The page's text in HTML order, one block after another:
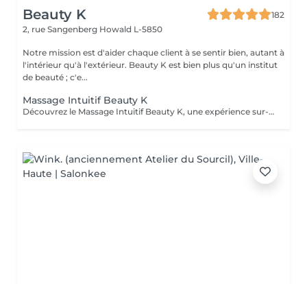
Beauty K
182
2, rue Sangenberg Howald L-5850
Notre mission est d'aider chaque client à se sentir bien, autant à
l'intérieur qu'à l'extérieur. Beauty K est bien plus qu'un institut
de beauté ; c'e...
Massage Intuitif Beauty K
Découvrez le Massage Intuitif Beauty K, une expérience sur-mesure où nos praticiennes se connectent profondément à votre corps pour vous offrir une séance personnalisée et apaisante. Formées à diverses techniques, elles vous guideront dans un voyage sensoriel unique, adapté à vos besoins. Choisissez votre praticienne selon votre intuition, et laissez-vous emporter par ce massage exclusif dans notre espace de sérénité. Dès votre arrivée, vous serez enveloppé dans une ambiance chaleureuse et relaxante, avec lumière tamisée et arômes délicats, parfaits pour la détente totale. Le massage commence par des effleurages doux, préparant le corps à un modelage plus profond, libérant les tensions et stimulant la circulation.